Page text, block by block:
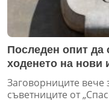
Последен опит да
ходенето на нови
Заговорниците вече
съветниците от